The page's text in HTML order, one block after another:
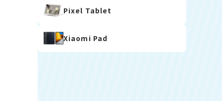
Pixel Tablet
Xiaomi Pad